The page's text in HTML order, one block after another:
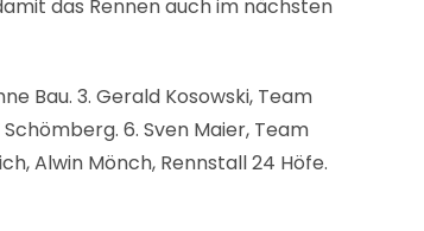
das Rennen auch im nächsten
Bau. 3. Gerald Kosowski, Team
6. Sven Maier, Team
Alwin Mönch, Rennstall 24 Höfe.